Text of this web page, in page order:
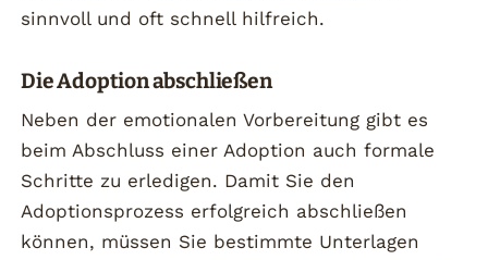
sinnvoll und oft schnell hilfreich.
Die Adoption abschließen
Neben der emotionalen Vorbereitung gibt es
beim Abschluss einer Adoption auch formale
Schritte zu erledigen. Damit Sie den
Adoptionsprozess erfolgreich abschließen
können, müssen Sie bestimmte Unterlagen